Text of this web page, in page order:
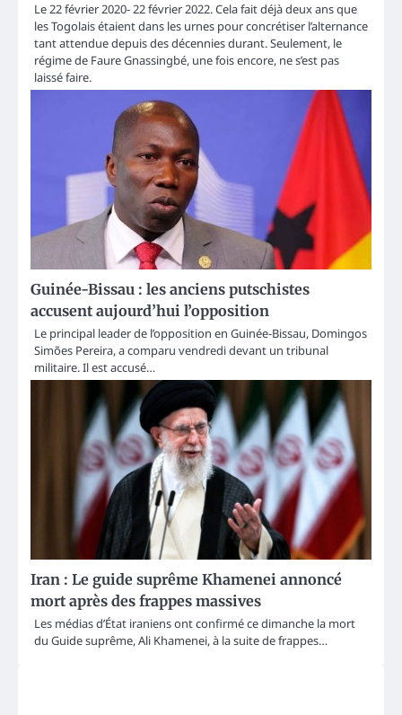
Le 22 février 2020- 22 février 2022. Cela fait déjà deux ans que
les Togolais étaient dans les urnes pour concrétiser l’alternance
tant attendue depuis des décennies durant. Seulement, le
régime de Faure Gnassingbé, une fois encore, ne s’est pas
laissé faire.
Guinée-Bissau : les anciens putschistes
accusent aujourd’hui l’opposition
Le principal leader de l’opposition en Guinée-Bissau, Domingos
Simões Pereira, a comparu vendredi devant un tribunal
militaire. Il est accusé…
Iran : Le guide suprême Khamenei annoncé
mort après des frappes massives
Les médias d’État iraniens ont confirmé ce dimanche la mort
du Guide suprême, Ali Khamenei, à la suite de frappes…